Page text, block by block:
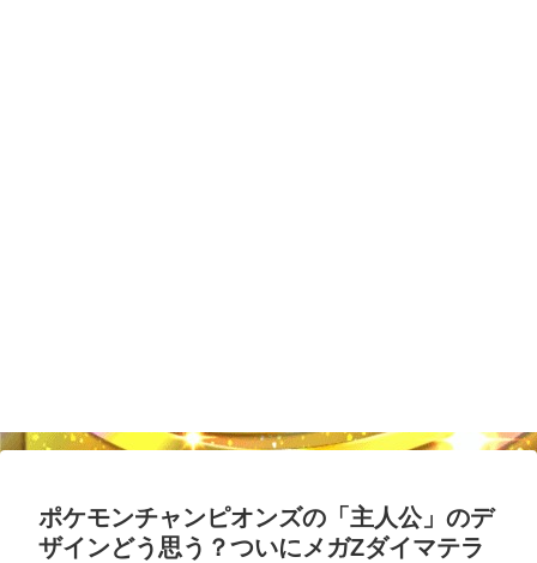
ポケモンチャンピオンズの「主人公」のデ
ザインどう思う？ついにメガZダイマテラ